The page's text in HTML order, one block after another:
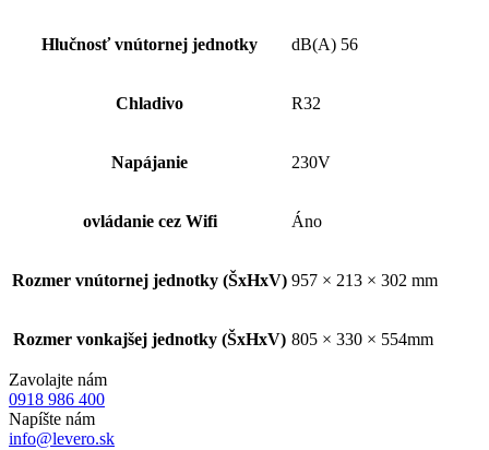
Hlučnosť vnútornej jednotky dB(A) 56
Chladivo R32
Napájanie 230V
ovládanie cez Wifi Áno
Rozmer vnútornej jednotky (ŠxHxV) 957 × 213 × 302 mm
Rozmer vonkajšej jednotky (ŠxHxV) 805 × 330 × 554mm
Zavolajte nám
0918 986 400
Napíšte nám
info@levero.sk